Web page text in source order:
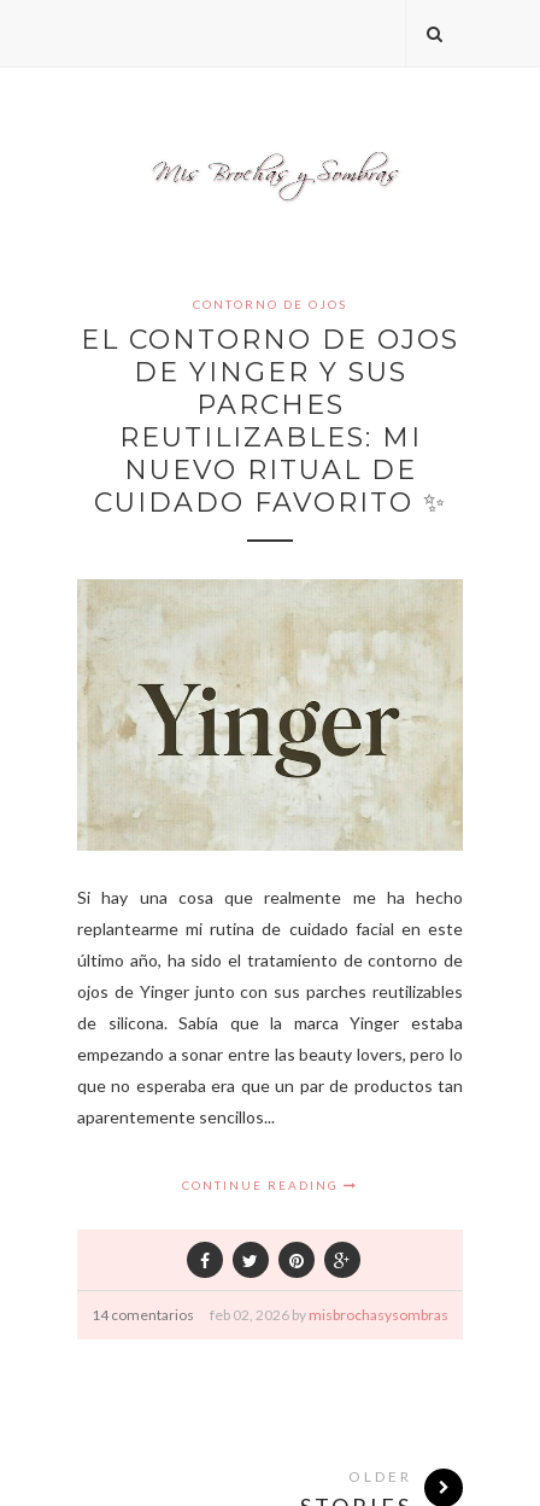
CONTORNO DE OJOS
EL CONTORNO DE OJOS
DE YINGER Y SUS
PARCHES
REUTILIZABLES: MI
NUEVO RITUAL DE
CUIDADO FAVORITO ✨
Si hay una cosa que realmente me ha hecho
replantearme mi rutina de cuidado facial en este
último año, ha sido el tratamiento de contorno de
ojos de Yinger junto con sus parches reutilizables
de silicona. Sabía que la marca Yinger estaba
empezando a sonar entre las beauty lovers, pero lo
que no esperaba era que un par de productos tan
aparentemente sencillos...
CONTINUE READING
14 comentarios feb 02, 2026 by misbrochasysombras
OLDER